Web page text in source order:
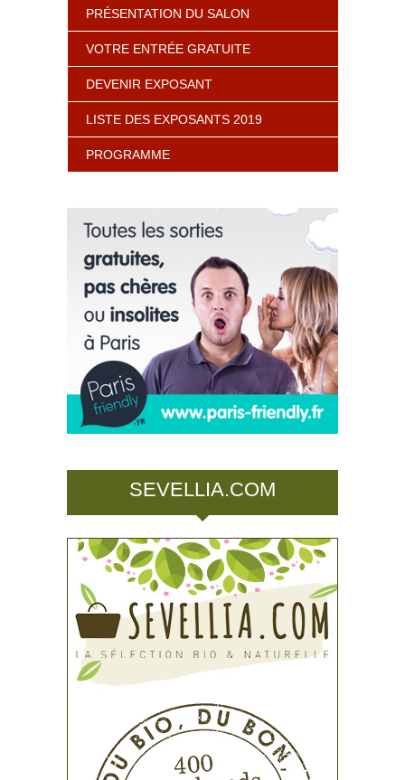
PRÉSENTATION DU SALON
VOTRE ENTRÉE GRATUITE
DEVENIR EXPOSANT
LISTE DES EXPOSANTS 2019
PROGRAMME
SEVELLIA.COM